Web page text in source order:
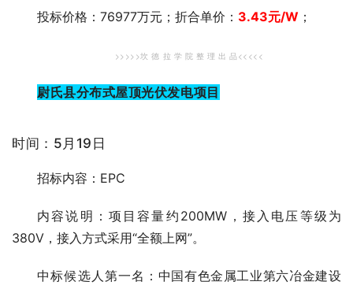
投标价格：76977万元；折合单价： 3.43元/W ；
>>>>>坎 德 拉 学 院 整 理 出 品<<<<<
尉氏县分布式屋顶光伏发电项目
时间：5月19日
招标内容：EPC
内容说明：项目容量约200MW，接入电压等级为
380V，接入方式采用“全额上网”。
中标候选人第一名：中国有色金属工业第六冶金建设